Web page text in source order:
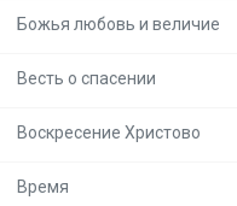
Божья любовь и величие
Весть о спасении
Воскресение Христово
Время